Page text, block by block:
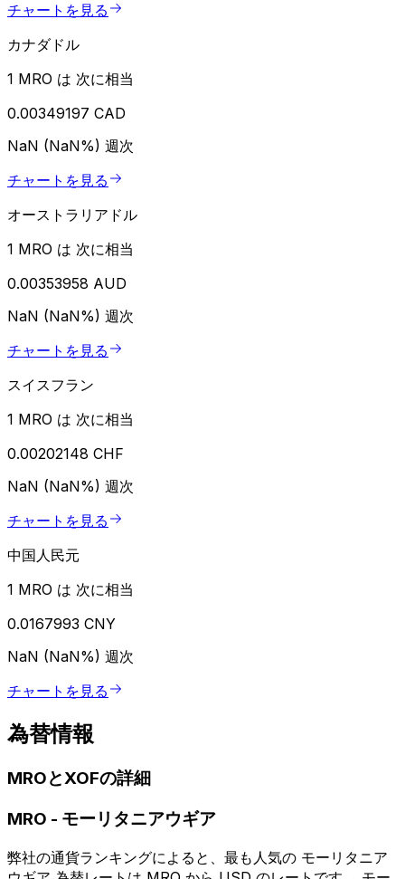
チャートを見る
カナダドル
1 MRO は 次に相当
0.00349197 CAD
NaN (NaN%) 週次
チャートを見る
オーストラリアドル
1 MRO は 次に相当
0.00353958 AUD
NaN (NaN%) 週次
チャートを見る
スイスフラン
1 MRO は 次に相当
0.00202148 CHF
NaN (NaN%) 週次
チャートを見る
中国人民元
1 MRO は 次に相当
0.0167993 CNY
NaN (NaN%) 週次
チャートを見る
為替情報
MROとXOFの詳細
MRO - モーリタニアウギア
弊社の通貨ランキングによると、最も人気の モーリタニア